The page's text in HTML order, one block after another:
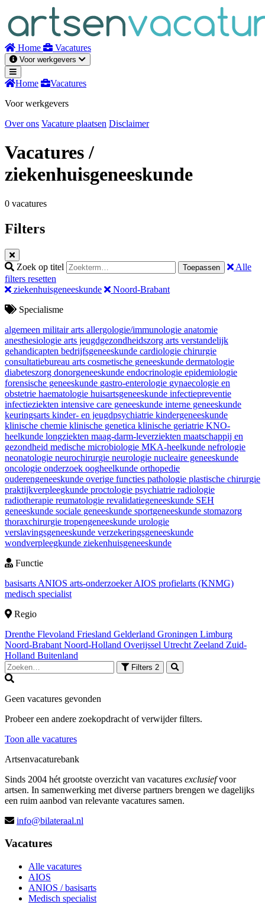
inhoud
Home Vacatures
Voor werkgevers
Home
Vacatures
Voor werkgevers
Over ons Vacature plaatsen Disclaimer
Vacatures/
ziekenhuisgeneeskunde
0 vacatures
Filters
Zoek op titel Toepassen
Alle
filters resetten
ziekenhuisgeneeskunde
Noord-Brabant
Specialisme
algemeen militair arts allergologie/immunologie anatomie
anesthesiologie arts jeugdgezondheidszorg arts verstandelijk
gehandicapten bedrijfsgeneeskunde cardiologie chirurgie
consultatiebureau arts cosmetische geneeskunde dermatologie
diabeteszorg donorgeneeskunde endocrinologie epidemiologie
forensische geneeskunde gastro-enterologie gynaecologie en
obstetrie haematologie huisartsgeneeskunde infectiepreventie
infectieziekten intensive care geneeskunde interne geneeskunde
keuringsarts kinder- en jeugdpsychiatrie kindergeneeskunde
klinische chemie klinische genetica klinische geriatrie KNO-
heelkunde longziekten maag-darm-leverziekten maatschappij en
gezondheid medische microbiologie MKA-heelkunde nefrologie
neonatologie neurochirurgie neurologie nucleaire geneeskunde
oncologie onderzoek oogheelkunde orthopedie
ouderengeneeskunde overige functies pathologie plastische chirurgie
praktijkverpleegkunde proctologie psychiatrie radiologie
radiotherapie reumatologie revalidatiegeneeskunde SEH
geneeskunde sociale geneeskunde sportgeneeskunde stomazorg
thoraxchirurgie tropengeneeskunde urologie
verslavingsgeneeskunde verzekeringsgeneeskunde
wondverpleegkunde ziekenhuisgeneeskunde
Functie
basisarts ANIOS arts-onderzoekerAIOS profielarts (KNMG)
medisch specialist
Regio
Drenthe Flevoland Friesland Gelderland Groningen Limburg
Noord-Brabant Noord-Holland Overijssel Utrecht Zeeland Zuid-
Holland Buitenland
Filters 2
Geen vacatures gevonden
Probeer een andere zoekopdracht of verwijder filters.
Toon alle vacatures
Artsenvacaturebank
Sinds 2004 hét grootste overzicht van vacatures exclusiefvoor
artsen. In samenwerking met diverse partners brengen we dagelijks
een ruim aanbod van relevante vacatures samen.
info@bilateraal.nl
Vacatures
Alle vacatures
AIOS
ANIOS / basisarts
Medisch specialist